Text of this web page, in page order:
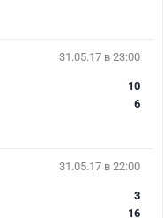
31.05.17 в 23:00
10
6
31.05.17 в 22:00
3
16